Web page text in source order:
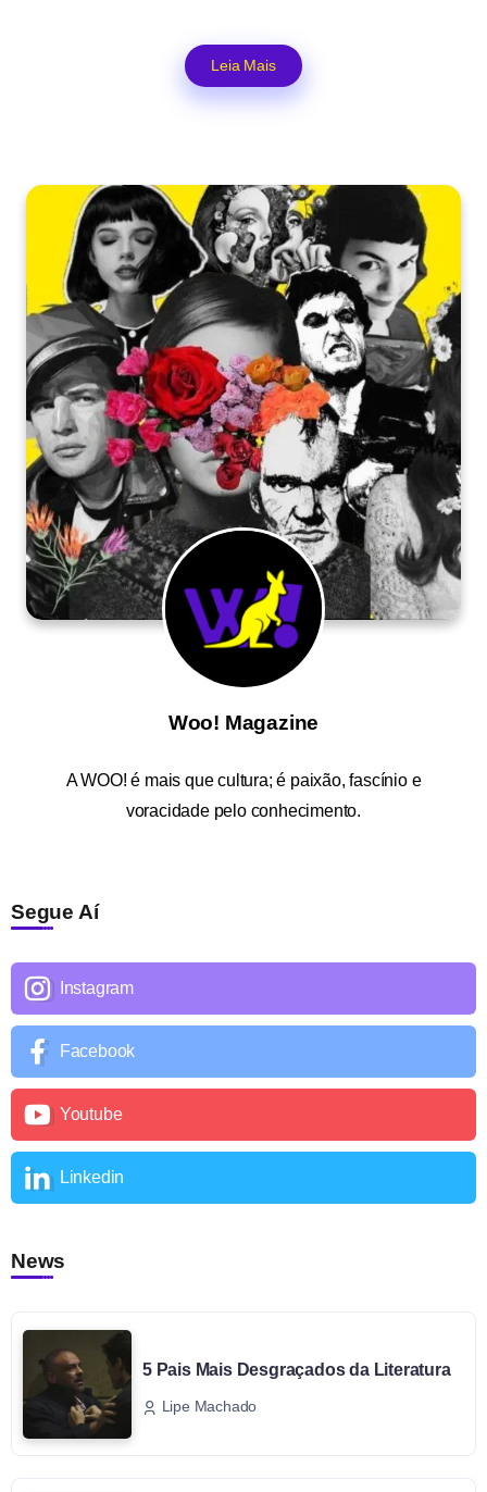
Leia Mais
Woo! Magazine
AWOO! é mais que cultura; é paixão, fascínio e
voracidade pelo conhecimento.
Segue Aí
Instagram
Facebook
Youtube
Linkedin
News
5 Pais Mais Desgraçados da Literatura
Lipe Machado